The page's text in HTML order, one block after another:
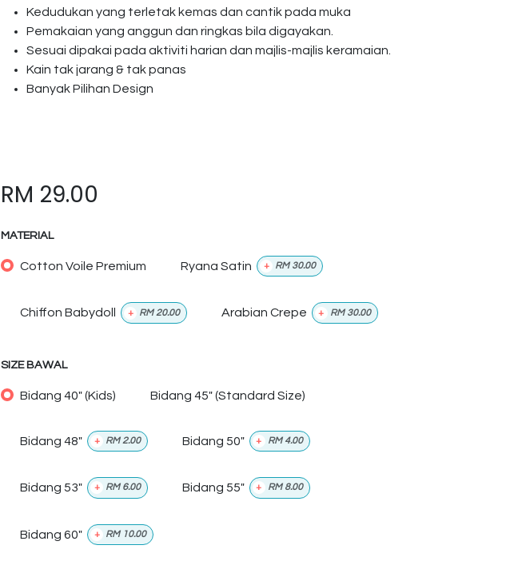
Kedudukan yang terletak kemas dan cantik pada muka
Pemakaian yang anggun dan ringkas bila digayakan.
Sesuai dipakai pada aktiviti harian dan majlis-majlis keramaian.
Kain tak jarang & tak panas
Banyak Pilihan Design
RM 29.00
MATERIAL
Cotton Voile Premium Ryana Satin + RM 30.00
Chiffon Babydoll + RM 20.00 Arabian Crepe + RM 30.00
SIZE BAWAL
Bidang 40" (Kids) Bidang 45" (Standard Size)
Bidang 48" + RM2.00 Bidang 50" + RM 4.00
Bidang 53" + RM 6.00 Bidang 55" + RM 8.00
Bidang 60" + RM 10.00